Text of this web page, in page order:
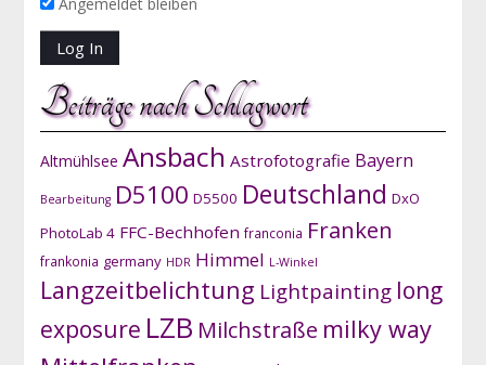
Angemeldet bleiben
Beiträge nach Schlagwort
Altmühlsee Ansbach Astrofotografie Bayern
Bearbeitung D5100 D5500 Deutschland DxO
PhotoLab 4 FFC-Bechhofen franconia Franken
frankonia germany HDR Himmel L-Winkel
Langzeitbelichtung Lightpainting long
exposure LZB Milchstraße milky way